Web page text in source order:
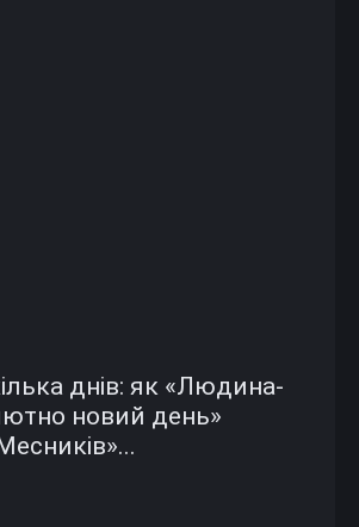
днів: як «Людина-
новий день»